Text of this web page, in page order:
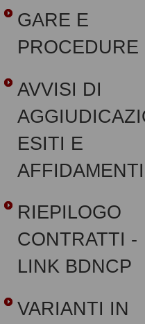
GARE E
PROCEDURE
AVVISI DI
ESITI E
AFFIDAMENTI
RIEPILOGO
CONTRATTI -
LINK BDNCP
VARIANTI IN